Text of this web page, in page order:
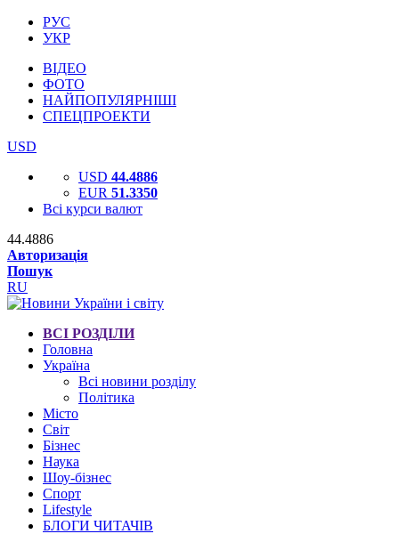
РУС
УКР
ВІДЕО
ФОТО
НАЙПОПУЛЯРНІШІ
СПЕЦПРОЕКТИ
USD
USD 44.4886
EUR 51.3350
Всі курси валют
44.4886
Авторизація
Пошук
RU
ВСІ РОЗДІЛИ
Головна
Україна
Всі новини розділу
Політика
Місто
Світ
Бізнес
Наука
Шоу-бізнес
Спорт
Lifestyle
БЛОГИ ЧИТАЧІВ